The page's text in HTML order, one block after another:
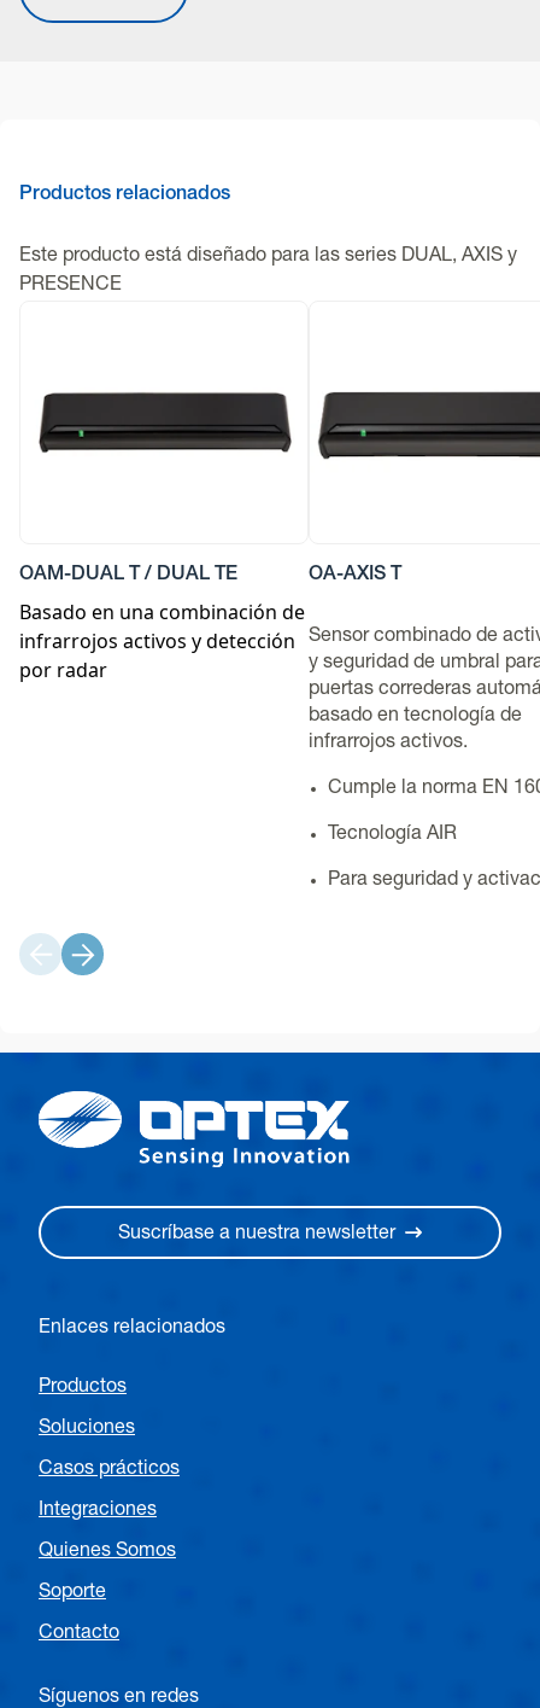
Productos relacionados
Este producto está diseñado para las series DUAL, AXIS y
PRESENCE
OAM-DUAL T / DUAL TE
Basado en una combinación de
infrarrojos activos y detección
por radar
OA-AXIS T
Sensor combinado de
y seguridad de umbral
puertas correderas
basado en tecnología de
infrarrojos activos.
Cumple la norma EN
Tecnología AIR
Para seguridad y
Suscríbase a nuestra newsletter
Enlaces relacionados
Productos
Soluciones
Casos prácticos
Integraciones
Quienes Somos
Soporte
Contacto
Síguenos en redes